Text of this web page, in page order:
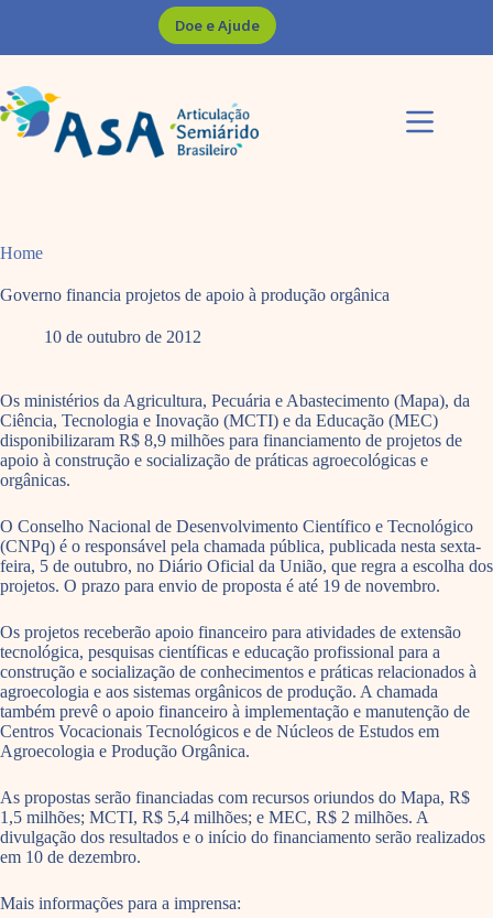
Doe e Ajude
Home
Governo financia projetos de apoio à produção orgânica
10 de outubro de 2012
Os ministérios da Agricultura, Pecuária e Abastecimento (Mapa), da
Ciência, Tecnologia e Inovação (MCTI) e da Educação (MEC)
disponibilizaram R$ 8,9 milhões para financiamento de projetos de
apoio à construção e socialização de práticas agroecológicas e
orgânicas.
O Conselho Nacional de Desenvolvimento Científico e Tecnológico
(CNPq) é o responsável pela chamada pública, publicada nesta sexta-
feira, 5 de outubro, no Diário Oficial da União, que regra a escolha dos
projetos. O prazo para envio de proposta é até 19 de novembro.
Os projetos receberão apoio financeiro para atividades de extensão
tecnológica, pesquisas científicas e educação profissional para a
construção e socialização de conhecimentos e práticas relacionados à
agroecologia e aos sistemas orgânicos de produção. A chamada
também prevê o apoio financeiro à implementação e manutenção de
Centros Vocacionais Tecnológicos e de Núcleos de Estudos em
Agroecologia e Produção Orgânica.
As propostas serão financiadas com recursos oriundos do Mapa, R$
1,5 milhões; MCTI, R$ 5,4 milhões; e MEC, R$ 2 milhões. A
divulgação dos resultados e o início do financiamento serão realizados
em 10 de dezembro.
Mais informações para a imprensa: